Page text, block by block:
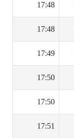
17:48
17:48
17:49
17:50
17:50
17:51